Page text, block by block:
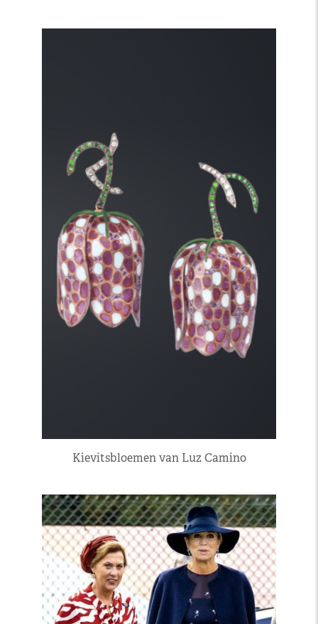
Kievitsbloemen van Luz Camino